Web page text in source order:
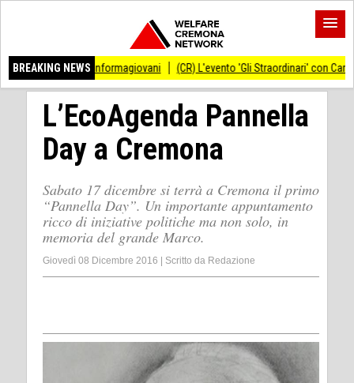
BREAKING NEWS
Informagiovani (CR) L'evento 'Gli Straordinari' con Carlo Cracco
L’EcoAgenda Pannella
Day a Cremona
Sabato 17 dicembre si terrà a Cremona il primo
“Pannella Day”. Un importante appuntamento
ricco di iniziative politiche ma non solo, in
memoria del grande Marco.
Giovedì 08 Dicembre 2016 Scritto da Redazione